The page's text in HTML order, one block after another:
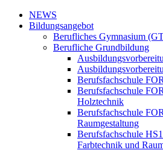
NEWS
Bildungsangebot
Berufliches Gymnasium
Berufliche Grundbildung
Berufsfachschule
Berufsfachschule
Holztechnik
Berufsfachschule
Raumgestaltung
Berufsfachschule
Farbtechnik und